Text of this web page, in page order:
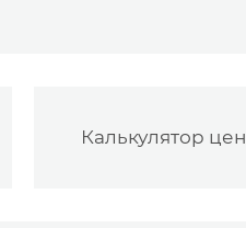
Калькулятор цен